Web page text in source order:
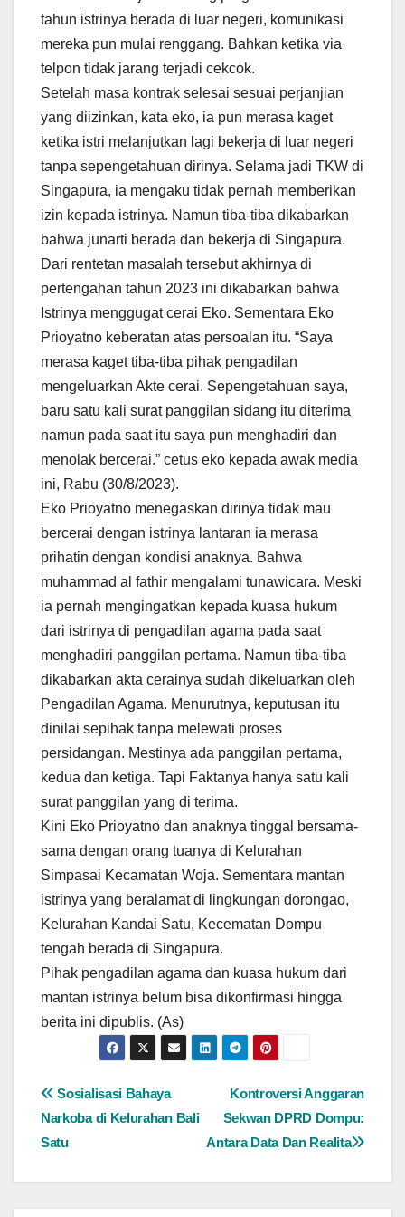
tahun istrinya berada di luar negeri, komunikasi
mereka pun mulai renggang. Bahkan ketika via
telpon tidak jarang terjadi cekcok.
Setelah masa kontrak selesai sesuai perjanjian
yang diizinkan, kata eko, ia pun merasa kaget
ketika istri melanjutkan lagi bekerja di luar negeri
tanpa sepengetahuan dirinya. Selama jadi TKW di
Singapura, ia mengaku tidak pernah memberikan
izin kepada istrinya. Namun tiba-tiba dikabarkan
bahwa junarti berada dan bekerja di Singapura.
Dari rentetan masalah tersebut akhirnya di
pertengahan tahun 2023 ini dikabarkan bahwa
Istrinya menggugat cerai Eko. Sementara Eko
Prioyatno keberatan atas persoalan itu. “Saya
merasa kaget tiba-tiba pihak pengadilan
mengeluarkan Akte cerai. Sepengetahuan saya,
baru satu kali surat panggilan sidang itu diterima
namun pada saat itu saya pun menghadiri dan
menolak bercerai.” cetus eko kepada awak media
ini, Rabu (30/8/2023).
Eko Prioyatno menegaskan dirinya tidak mau
bercerai dengan istrinya lantaran ia merasa
prihatin dengan kondisi anaknya. Bahwa
muhammad al fathir mengalami tunawicara. Meski
ia pernah mengingatkan kepada kuasa hukum
dari istrinya di pengadilan agama pada saat
menghadiri panggilan pertama. Namun tiba-tiba
dikabarkan akta cerainya sudah dikeluarkan oleh
Pengadilan Agama. Menurutnya, keputusan itu
dinilai sepihak tanpa melewati proses
persidangan. Mestinya ada panggilan pertama,
kedua dan ketiga. Tapi Faktanya hanya satu kali
surat panggilan yang di terima.
Kini Eko Prioyatno dan anaknya tinggal bersama-
sama dengan orang tuanya di Kelurahan
Simpasai Kecamatan Woja. Sementara mantan
istrinya yang beralamat di lingkungan dorongao,
Kelurahan Kandai Satu, Kecematan Dompu
tengah berada di Singapura.
Pihak pengadilan agama dan kuasa hukum dari
mantan istrinya belum bisa dikonfirmasi hingga
berita ini dipublis. (As)
Navigasi
pos
Kontroversi Anggaran
Sekwan DPRD Dompu:
Antara Data Dan Realita
Sosialisasi Bahaya
Narkoba di Kelurahan Bali
Satu